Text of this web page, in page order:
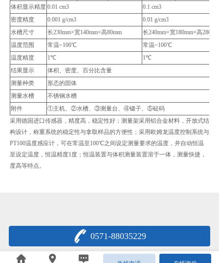
体积显示精度 0.01 cm3
0.1 cm3
密度精度
0.001 g/cm3
0.01 g/cm3
水槽尺寸
长230mm×宽140mm×高80mm
长240mm×宽180mm×高
温度范围
常温~100℃
常温~100℃
温度精度
1℃
1℃
结果显示
体积、密度、百分比含量
测量种类
形态的固体
测量水槽
不锈钢水槽
附件
①主机、②水槽、③测量台、④镊子、⑤砝码
采用德国进口传感器，精度高，稳定性好；测量架采用铝合金材料，开放式结
构设计，称重系统的稳定性与拿取样品的方便性；采用欧姆龙温度控制系统与
PT100温度感应计，可在常温至100℃之间设定测量要求的温度，并自动恒温
至设定温度，恒温精度1度；恒温装置与体积测量装置溶于一体，测量快捷，
度高等特点。
0571-88035229
浙公网安备33011802000622号